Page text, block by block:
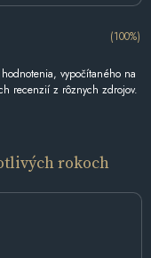
(100%)
vypočítaného na
recenzií z rôznych zdrojov.
rokoch